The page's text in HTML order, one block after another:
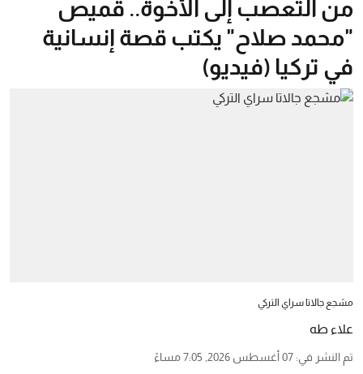
من التعصب إلى الأخوة.. قميص
"محمد صلاح" يكتب قصة إنسانية
في تركيا (فيديو)
مشجع جالاتا سراي التركي
علاء طه
تم النشر في: 07 أغسطس 2026, 7:05 مساءً